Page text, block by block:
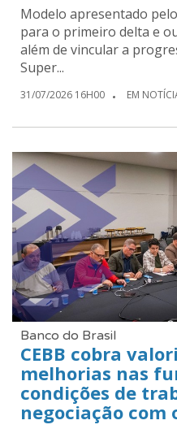
Modelo apresentado
para o primeiro delta e
além de vincular a
Super...
31/07/2026 16H00 EM
Banco do Brasil
CEBB cobra
melhorias nas
condições de
negociação com